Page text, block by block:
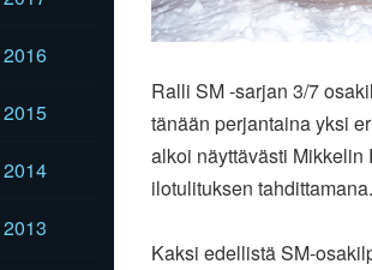
2016
2015
2014
2013
Ralli SM -sarjan 3/7
tänään perjantaina yksi
alkoi näyttävästi Mikkelin
ilotulituksen tahdittamana.
Kaksi edellistä SM-